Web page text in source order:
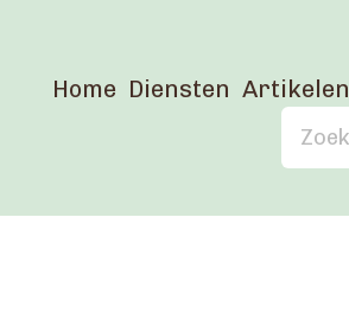
Home Diensten Artikelen